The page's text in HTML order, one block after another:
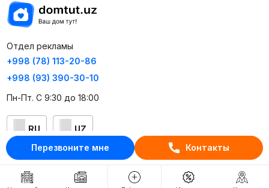
Перезвоните мне Контакты
Отдел рекламы
+998 (78) 113-20-86
+998 (93) 390-30-10
Пн-Пт. С 9:30 до 18:00
RU UZ
Контакты
О проекте